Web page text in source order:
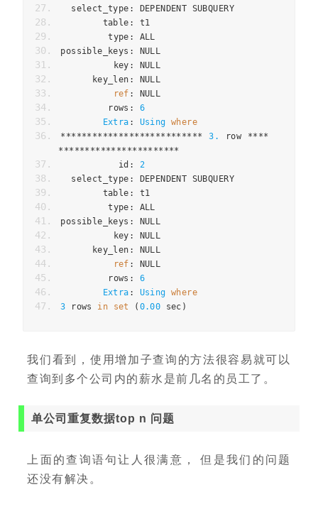
  select_type
:
DEPENDENT SUBQUERY
        table
:
t1
         type
:
ALL
possible_keys :
NULL
          key
:
NULL
      key_len
:
NULL
ref :
NULL
         rows
:
6
Extra : Using where
***************************
3. row ****
***********************
           id
:
2
  select_type
:
DEPENDENT SUBQUERY
        table
:
t1
         type
:
ALL
possible_keys :
NULL
          key
:
NULL
      key_len
:
NULL
ref :
NULL
         rows
:
6
Extra : Using where
3 rows in set ( 0.00 sec )
我们看到，使用增加子查询的方法很容易就可以
查询到多个公司内的薪水是前几名的员工了。
单公司重复数据top n 问题
上面的查询语句让人很满意， 但是我们的问题
还没有解决。